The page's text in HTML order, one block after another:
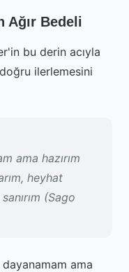
Bedeli
bu derin acıyla
ilerlemesini
ama hazırım
heyhat
(Sago
ama